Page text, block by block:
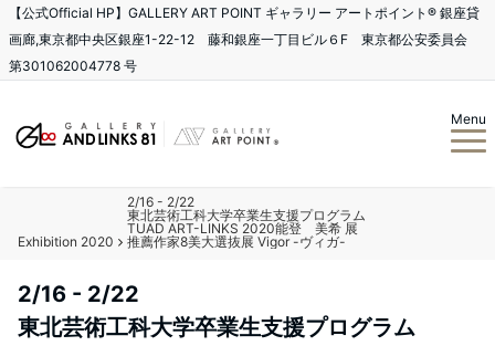
【公式Official HP】GALLERY ART POINT ギャラリー アートポイント®️ 銀座貸
画廊,東京都中央区銀座1-22-12 藤和銀座一丁目ビル６F 東京都公安委員会
第301062004778 号
Menu
Exhibition 2020
2/16 - 2/22
東北芸術工科大学卒業生支援プログラム
TUAD ART-LINKS 2020能登 美希 展
推薦作家8美大選抜展 Vigor -ヴィガ-
2/16 - 2/22
東北芸術工科大学卒業生支援プログラム